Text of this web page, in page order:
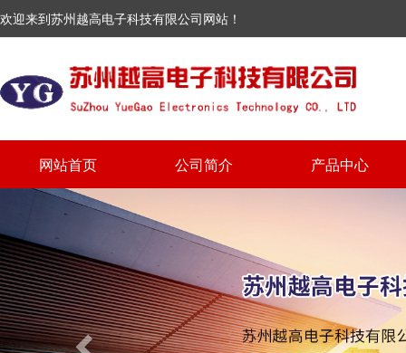
欢迎来到苏州越高电子科技有限公司网站！
网站首页 公司简介 产品中心